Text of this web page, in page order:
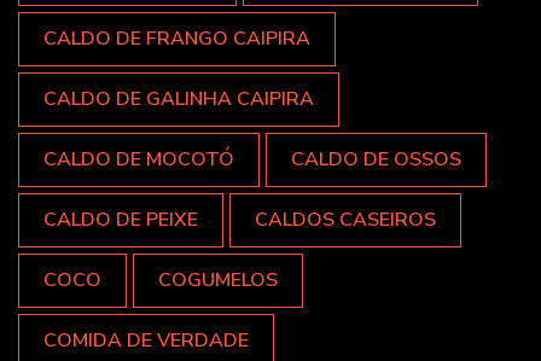
CALDO DE FRANGO CAIPIRA
CALDO DE GALINHA CAIPIRA
CALDO DE MOCOTÓ CALDO DE OSSOS
CALDO DE PEIXE CALDOS CASEIROS
COCO COGUMELOS
COMIDA DE VERDADE